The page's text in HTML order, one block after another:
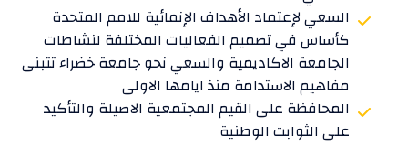
السعي لإعتماد الأهداف الإنمائية للامم المتحدة
كأساس في تصميم الفعاليات المختلفة لنشاطات
الجامعة الاكاديمية والسعي نحو جامعة خضراء تتبنى
مفاهيم الاستدامة منذ ايامها الاولى
المحافظة على القيم المجتمعية الاصيلة والتأكيد
على الثوابت الوطنية